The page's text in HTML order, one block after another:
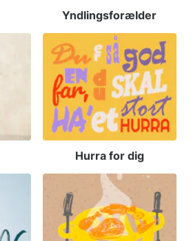
Yndlingsforælder
Hurra for dig